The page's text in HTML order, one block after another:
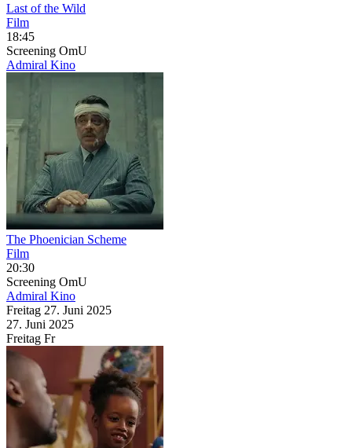
Last of the Wild
Film
18:45
Screening OmU
Admiral Kino
The Phoenician Scheme
Film
20:30
Screening OmU
Admiral Kino
Freitag 27. Juni 2025
27. Juni 2025
Freitag Fr